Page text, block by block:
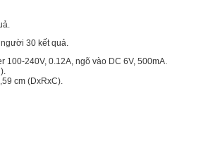
30 kết quả.
100-240V, 0.12A, ngõ vào DC 6V, 500mA.
cm (DxRxC).